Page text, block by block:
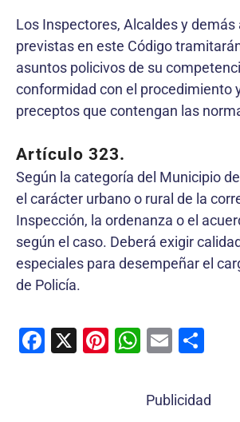
Los Inspectores, Alcaldes y
previstas en este Código
asuntos policivos de su
conformidad con el procedimiento
preceptos que contengan las
Artículo 323.
Según la categoría del Municipio
el carácter urbano o rural de la
Inspección, la ordenanza o el
según el caso. Deberá exigir
especiales para desempeñar el
de Policía.
F
X
Pi W
at
E
ai m
Publicidad